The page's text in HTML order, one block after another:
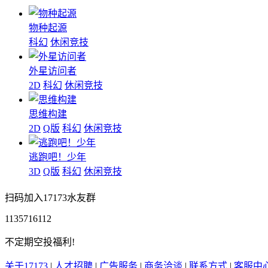
物种起源
科幻 休闲竞技
外星访问者
2D 科幻 休闲竞技
思维构建
2D Q版 科幻 休闲竞技
逃跑吧！少年
3D Q版 科幻 休闲竞技
扫码加入17173水友群
1135716112
不定期空投福利!
关于17173 | 人才招聘 | 广告服务 | 商务洽谈 | 联系方式 | 客服中